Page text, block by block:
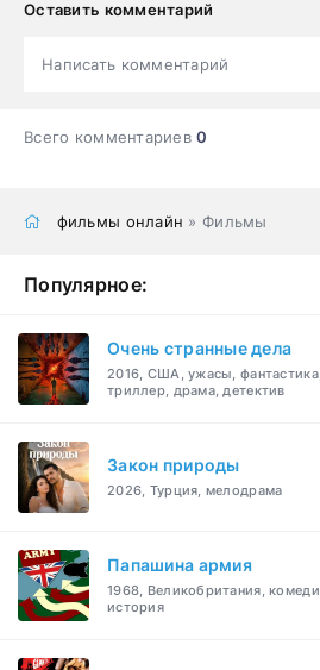
Оставить комментарий
Написать комментарий
Всего комментариев0
фильмы онлайн » Фильмы
Популярное:
Очень странные дела
2016, США, ужасы,
триллер, драма, детектив
Закон природы
2026, Турция, мелодрама
Папашина армия
1968, Великобритания,
история